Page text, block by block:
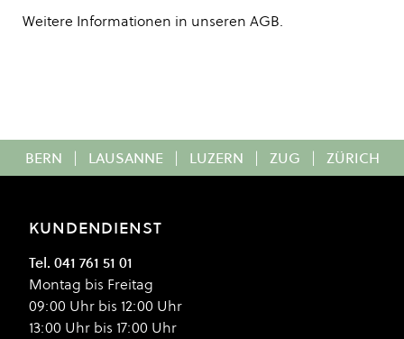
Weitere Informationen in unseren AGB.
BERN | LAUSANNE | LUZERN | ZUG | ZÜRICH
KUNDENDIENST
Tel. 041 761 51 01
Montag bis Freitag
09:00 Uhr bis 12:00 Uhr
13:00 Uhr bis 17:00 Uhr